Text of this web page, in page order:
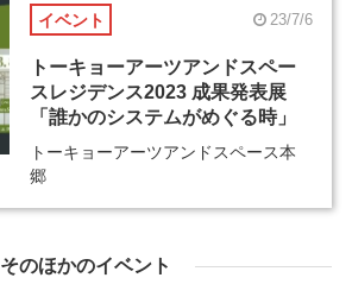
イベント 23/7/6
トーキョーアーツアンドスペー
スレジデンス2023 成果発表展
「誰かのシステムがめぐる時」
トーキョーアーツアンドスペース本
郷
そのほかのイベント